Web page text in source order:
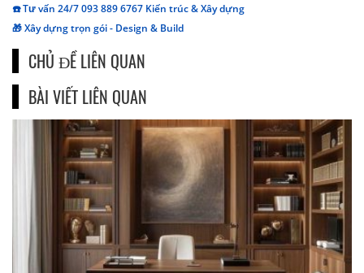
☎️ Tư vấn 24/7 093 889 6767 Kiến trúc & Xây dựng
🎁 Xây dựng trọn gói - Design & Build
CHỦ ĐỀ LIÊN QUAN
BÀI VIẾT LIÊN QUAN